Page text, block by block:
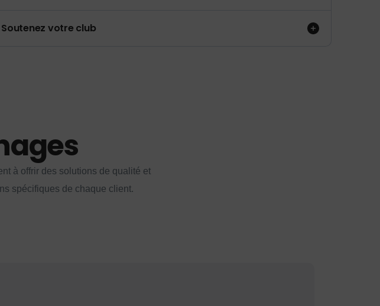
Soutenez votre club
à offrir des solutions de qualité et
spécifiques de chaque client.